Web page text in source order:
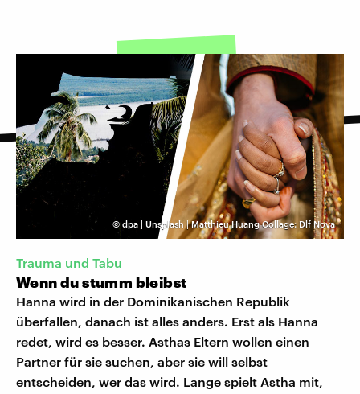
© dpa | Unsplash | Matthieu Huang Collage: Dlf Nova
Trauma und Tabu
Wenn du stumm bleibst
Hanna wird in der Dominikanischen Republik
überfallen, danach ist alles anders. Erst als Hanna
redet, wird es besser. Asthas Eltern wollen einen
Partner für sie suchen, aber sie will selbst
entscheiden, wer das wird. Lange spielt Astha mit,